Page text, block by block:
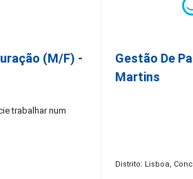
Pessoas.
nosso sucesso,
(m/f) -
trabalhar num
Gestão De
Martins
Distrito: Lisboa,